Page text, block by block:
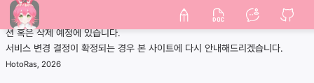
(안내) 본 블로그 사이트는 현재 사용하지 않으며, 향후 타 서비스로 마이그레이
션 혹은 삭제 예정에 있습니다.
서비스 변경 결정이 확정되는 경우 본 사이트에 다시 안내해드리겠습니다.
HotoRas, 2026